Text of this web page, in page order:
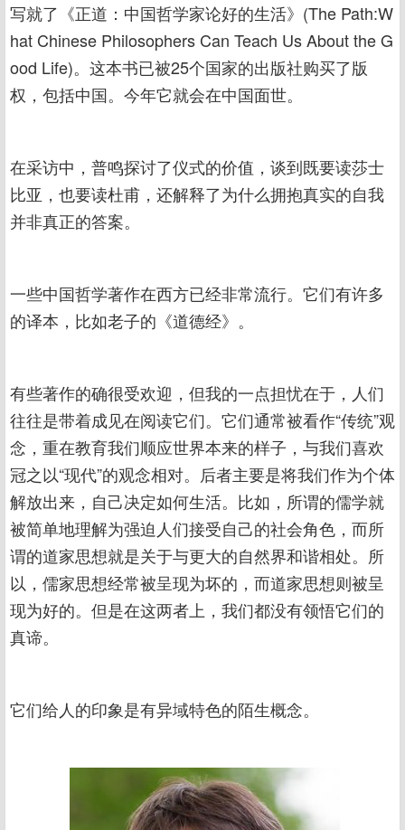
写就了《正道：中国哲学家论好的生活》(The Path:W
hat Chinese Philosophers Can Teach Us About the G
ood Life)。这本书已被25个国家的出版社购买了版
权，包括中国。今年它就会在中国面世。
在采访中，普鸣探讨了仪式的价值，谈到既要读莎士
比亚，也要读杜甫，还解释了为什么拥抱真实的自我
并非真正的答案。
一些中国哲学著作在西方已经非常流行。它们有许多
的译本，比如老子的《道德经》。
有些著作的确很受欢迎，但我的一点担忧在于，人们
往往是带着成见在阅读它们。它们通常被看作“传统”观
念，重在教育我们顺应世界本来的样子，与我们喜欢
冠之以“现代”的观念相对。后者主要是将我们作为个体
解放出来，自己决定如何生活。比如，所谓的儒学就
被简单地理解为强迫人们接受自己的社会角色，而所
谓的道家思想就是关于与更大的自然界和谐相处。所
以，儒家思想经常被呈现为坏的，而道家思想则被呈
现为好的。但是在这两者上，我们都没有领悟它们的
真谛。
它们给人的印象是有异域特色的陌生概念。